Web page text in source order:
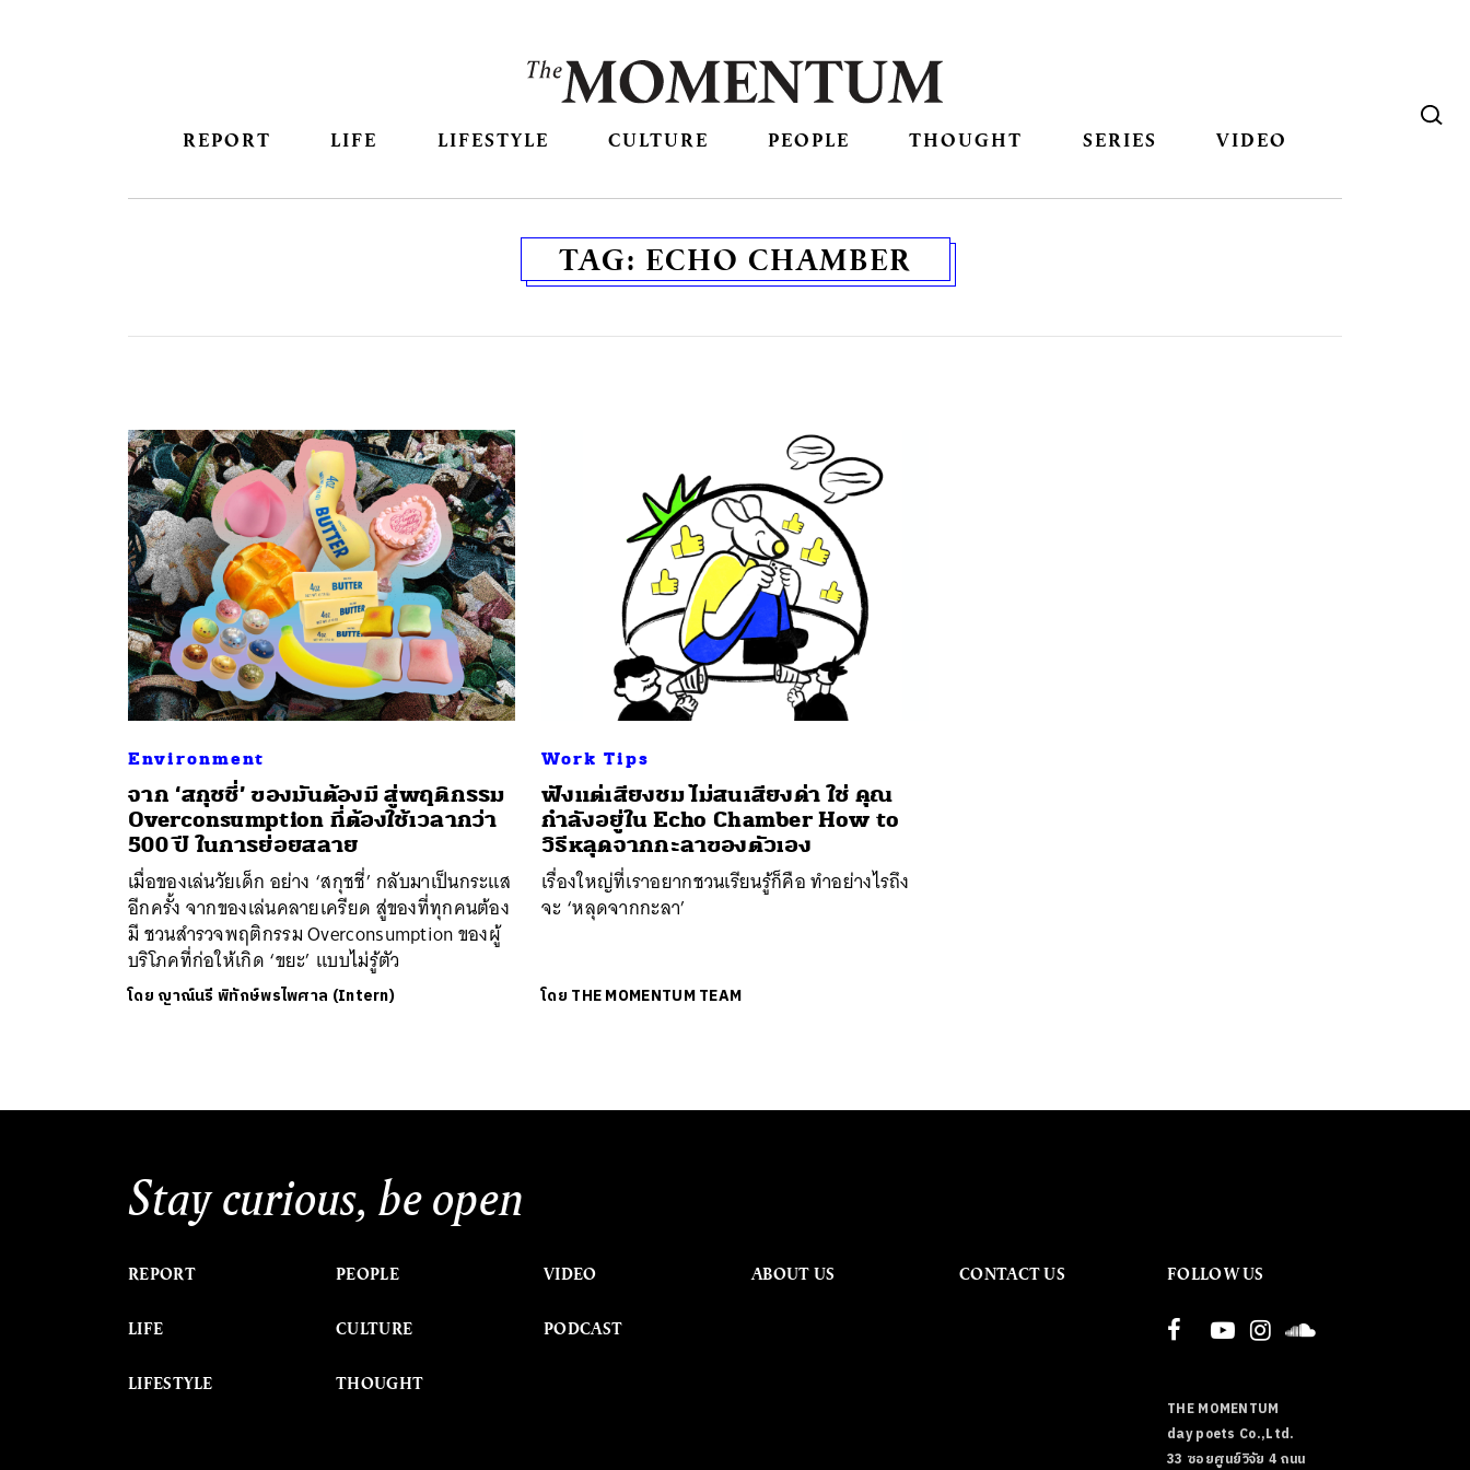
REPORT LIFE LIFESTYLE CULTURE PEOPLE THOUGHT SERIES VIDEO
TAG: ECHO CHAMBER
Environment
จาก ‘สกุชชี่’ ของมันต้องมี สู่พฤติกรรม
Overconsumption ที่ต้องใช้เวลากว่า
500 ปี ในการย่อยสลาย
เมื่อของเล่นวัยเด็ก อย่าง ‘สกุชชี่’ กลับมาเป็นกระแส
อีกครั้ง จากของเล่นคลายเครียด สู่ของที่ทุกคนต้อง
มี ชวนสำรวจพฤติกรรม Overconsumption ของผู้
บริโภคที่ก่อให้เกิด ‘ขยะ’ แบบไม่รู้ตัว
โดย ญาณ์นรี พิทักษ์พรไพศาล (Intern)
Work Tips
ฟังแต่เสียงชม ไม่สนเสียงด่า ใช่ คุณ
กำลังอยู่ใน Echo Chamber How to
วิธีหลุดจากกะลาของตัวเอง
เรื่องใหญ่ที่เราอยากชวนเรียนรู้ก็คือ ทำอย่างไรถึง
จะ ‘หลุดจากกะลา’
โดย THE MOMENTUM TEAM
Stay curious, be open
REPORT
LIFE
LIFESTYLE
PEOPLE
CULTURE
THOUGHT
VIDEO
PODCAST
ABOUT US CONTACT US FOLLOW US
THE MOMENTUM
day poets Co.,Ltd.
33 ซอยศูนย์วิจัย 4 ถนน
ค้นหา
SHARE TWEET LINE